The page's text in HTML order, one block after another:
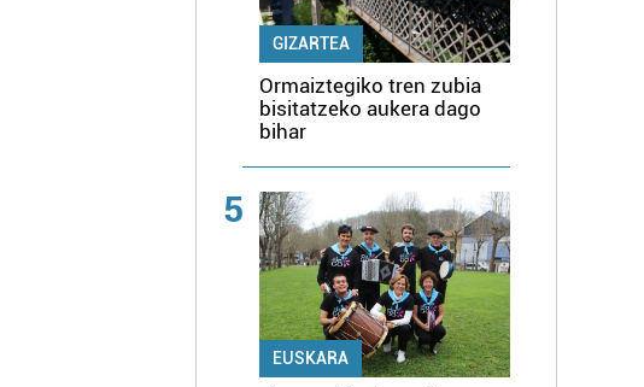
GIZARTEA
Ormaiztegiko tren zubia
bisitatzeko aukera dago
bihar
5
EUSKARA